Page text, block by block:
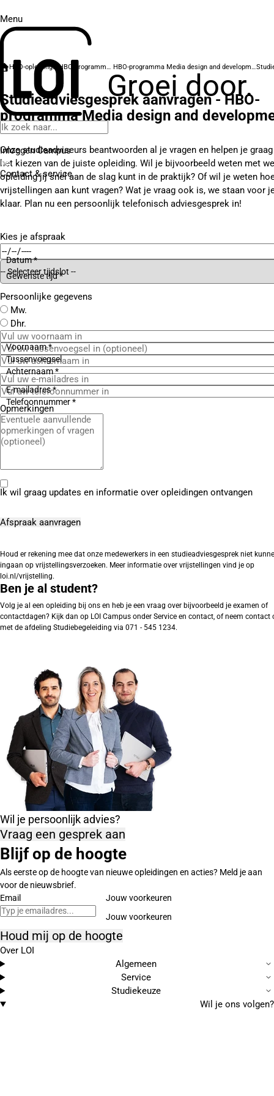
Menu
Groei door.
Inloggen Campus
Contact& service
HBO-opleidingen HBO-programma's HBO-programma Media design and development
Studieadviesgesprek aanvragen - HBO-
programma Media design and
Onze studieadviseurs beantwoorden al je vragen en helpen je
het kiezen van de juiste opleiding. Wil je bijvoorbeeld weten met
opleiding jij snel aan de slag kunt in de praktijk? Of wil je weten
vrijstellingen aan kunt vragen? Wat je vraag ook is, we staan voor
klaar. Plan nu een persoonlijk telefonisch adviesgesprek in!
Kies je afspraak
Datum *
Gewenste tijd *
Persoonlijke gegevens
Mw.
Dhr.
Voornaam *
Tussenvoegsel
Achternaam *
E-mailadres *
Telefoonnummer *
Opmerkingen
Ik wil graag updates en informatie over opleidingen ontvangen
Houd er rekening mee dat onze medewerkers in een studieadviesgesprek niet
ingaan op vrijstellingsverzoeken. Meer informatie over vrijstellingen vind je op
loi.nl/vrijstelling.
Ben je al student?
Volg je al een opleiding bij ons en heb je een vraag over bijvoorbeeld je examen of
contactdagen? Kijk dan op LOI Campus onder Service en contact, of neem contact
met de afdeling Studiebegeleiding via 071 - 545 1234.
Wil je persoonlijk advies?
Vraag een gesprek aan
Blijf op de hoogte
Als eerste op de hoogte van nieuwe opleidingen en acties? Meld je aan
voor de nieuwsbrief.
Email
Jouw voorkeuren
Houd mij op de hoogte
Over LOI
Algemeen
Service
Studiekeuze
Wil je ons volgen?